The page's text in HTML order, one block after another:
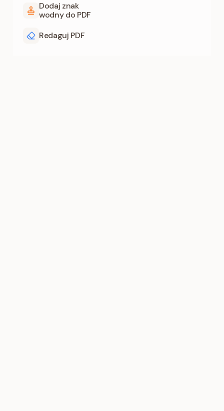
Dodaj znak
wodny do PDF
Redaguj PDF